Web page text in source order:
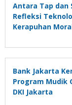
Antara Tap dan
Refleksi
Kerapuhan
Bank Jakarta
Program Mudik
DKI Jakarta